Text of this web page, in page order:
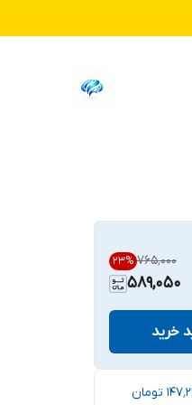
۷۶۵٬۰۰۰ 23%
589,050
خرید
تومان